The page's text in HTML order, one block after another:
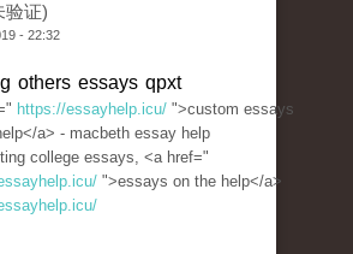
验证)
- 22:32
others essays qpxt
https://essayhelp.icu/ ">custom essays
a> - macbeth essay help
college essays, <a href="
">essays on the help</a>